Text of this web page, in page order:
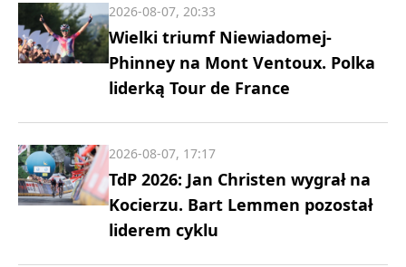
Wielki triumf Niewiadomej-
Phinney na Mont Ventoux. Polka
liderką Tour de France
2026-08-07, 20:33
TdP 2026: Jan Christen wygrał na
Kocierzu. Bart Lemmen pozostał
liderem cyklu
2026-08-07, 17:17